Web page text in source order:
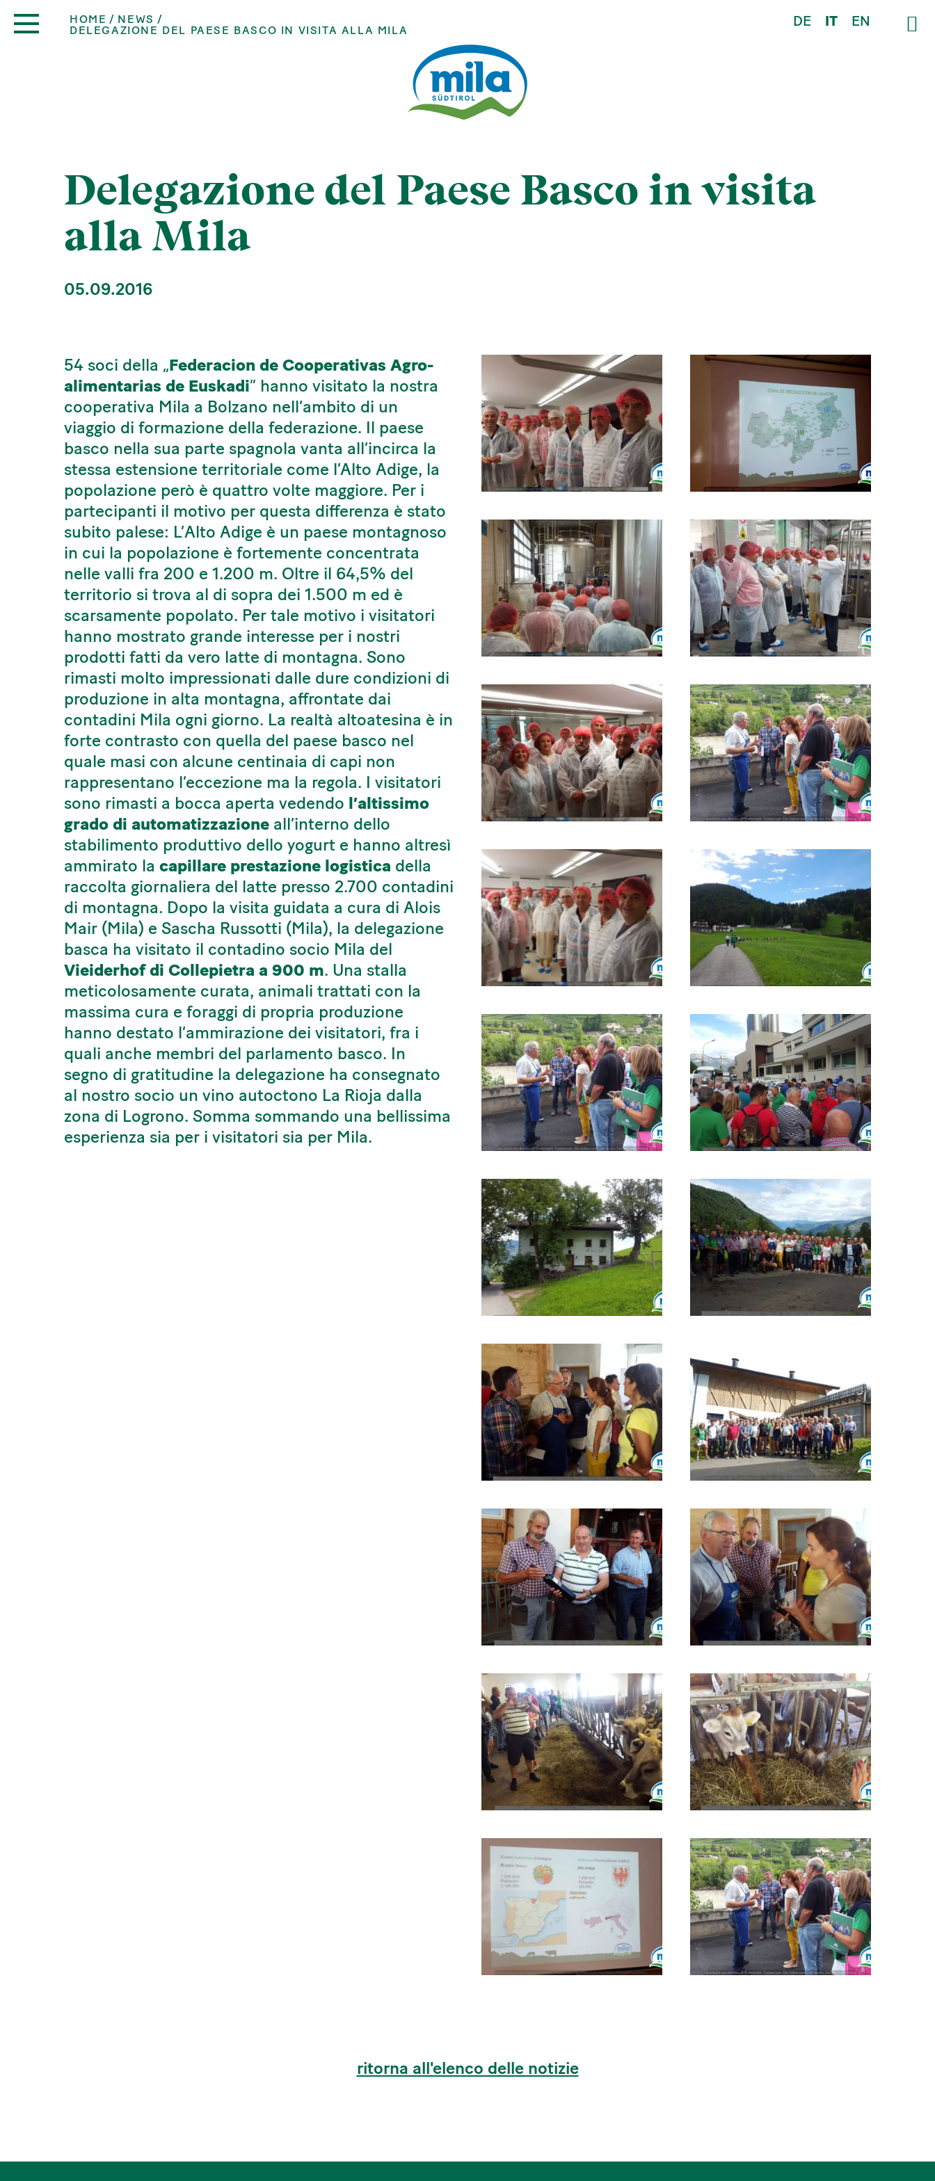
DE IT EN
HOME
NEWS
DELEGAZIONE DEL PAESE BASCO IN VISITA ALLA MILA
Delegazione del Paese Basco in visita
alla Mila
05.09.2016
54 soci della „Federacion de Cooperativas Agro-
alimentarias de Euskadi” hanno visitato la nostra
cooperativa Mila a Bolzano nell’ambito di un
viaggio di formazione della federazione. Il paese
basco nella sua parte spagnola vanta all’incirca la
stessa estensione territoriale come l’Alto Adige, la
popolazione però è quattro volte maggiore. Per i
partecipanti il motivo per questa differenza è stato
subito palese: L’Alto Adige è un paese montagnoso
in cui la popolazione è fortemente concentrata
nelle valli fra 200 e 1.200 m. Oltre il 64,5% del
territorio si trova al di sopra dei 1.500 m ed è
scarsamente popolato. Per tale motivo i visitatori
hanno mostrato grande interesse per i nostri
prodotti fatti da vero latte di montagna. Sono
rimasti molto impressionati dalle dure condizioni di
produzione in alta montagna, affrontate dai
contadini Mila ogni giorno. La realtà altoatesina è in
forte contrasto con quella del paese basco nel
quale masi con alcune centinaia di capi non
rappresentano l’eccezione ma la regola. I visitatori
sono rimasti a bocca aperta vedendo l’altissimo
grado di automatizzazione all’interno dello
stabilimento produttivo dello yogurt e hanno altresì
ammirato la capillare prestazione logistica della
raccolta giornaliera del latte presso 2.700 contadini
di montagna. Dopo la visita guidata a cura di Alois
Mair (Mila) e Sascha Russotti (Mila), la delegazione
basca ha visitato il contadino socio Mila del
Vieiderhof di Collepietra a 900 m. Una stalla
meticolosamente curata, animali trattati con la
massima cura e foraggi di propria produzione
hanno destato l’ammirazione dei visitatori, fra i
quali anche membri del parlamento basco. In
segno di gratitudine la delegazione ha consegnato
al nostro socio un vino autoctono La Rioja dalla
zona di Logrono. Somma sommando una bellissima
esperienza sia per i visitatori sia per Mila.
ritorna all'elenco delle notizie